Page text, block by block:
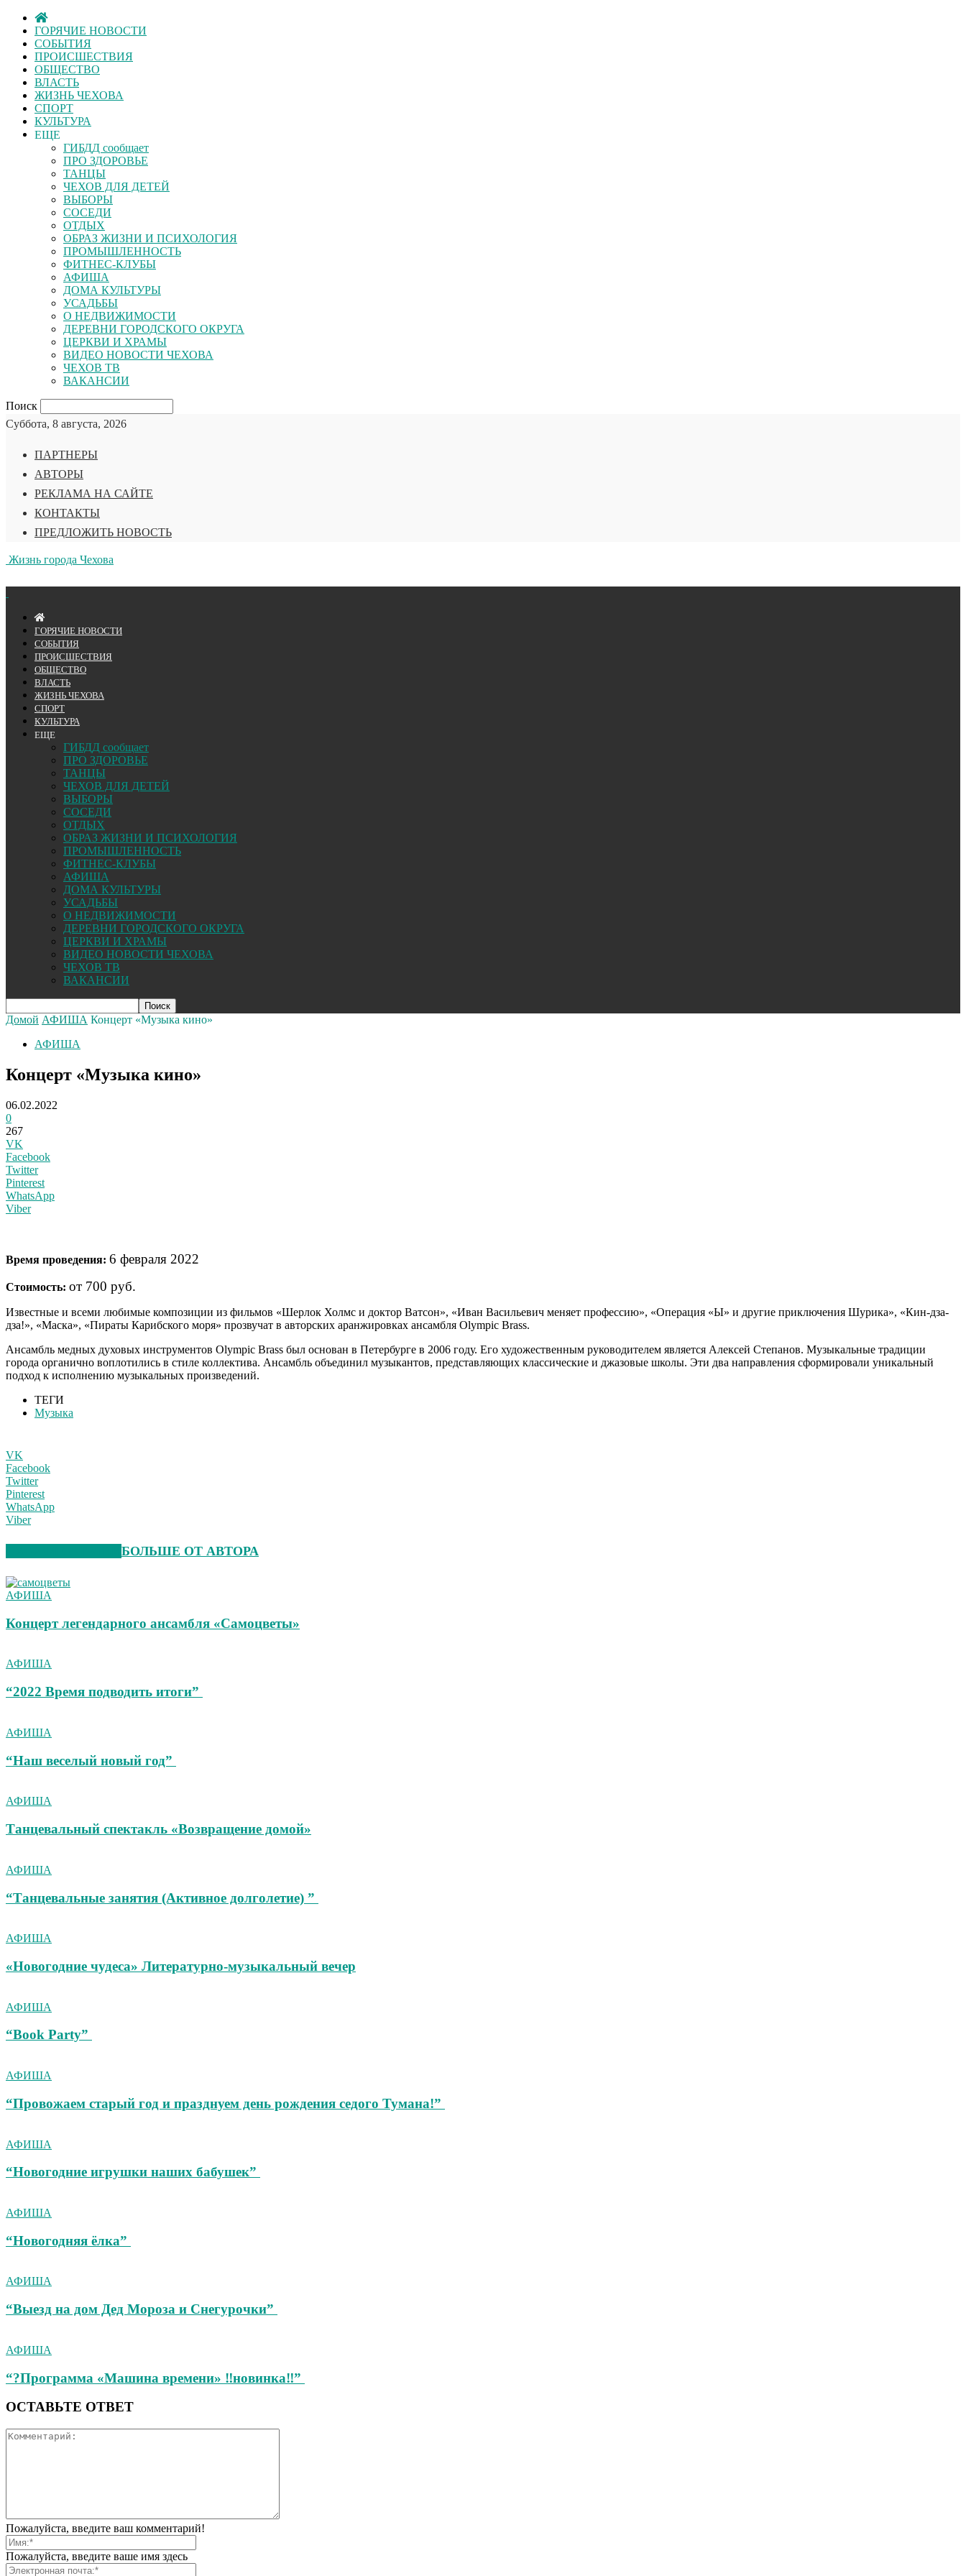
ГОРЯЧИЕ НОВОСТИ
СОБЫТИЯ
ПРОИСШЕСТВИЯ
ОБЩЕСТВО
ВЛАСТЬ
ЖИЗНЬ ЧЕХОВА
СПОРТ
КУЛЬТУРА
ЕЩЕ
ГИБДД сообщает
ПРО ЗДОРОВЬЕ
ТАНЦЫ
ЧЕХОВ ДЛЯ ДЕТЕЙ
ВЫБОРЫ
СОСЕДИ
ОТДЫХ
ОБРАЗ ЖИЗНИ И ПСИХОЛОГИЯ
ПРОМЫШЛЕННОСТЬ
ФИТНЕС-КЛУБЫ
АФИША
ДОМА КУЛЬТУРЫ
УСАДЬБЫ
О НЕДВИЖИМОСТИ
ДЕРЕВНИ ГОРОДСКОГО ОКРУГА
ЦЕРКВИ И ХРАМЫ
ВИДЕО НОВОСТИ ЧЕХОВА
ЧЕХОВ ТВ
ВАКАНСИИ
Поиск
Суббота, 8 августа, 2026
ПАРТНЕРЫ
АВТОРЫ
РЕКЛАМА НА САЙТЕ
КОНТАКТЫ
ПРЕДЛОЖИТЬ НОВОСТЬ
Жизнь города Чехова
ГОРЯЧИЕ НОВОСТИ
СОБЫТИЯ
ПРОИСШЕСТВИЯ
ОБЩЕСТВО
ВЛАСТЬ
ЖИЗНЬ ЧЕХОВА
СПОРТ
КУЛЬТУРА
ЕЩЕ
ГИБДД сообщает
ПРО ЗДОРОВЬЕ
ТАНЦЫ
ЧЕХОВ ДЛЯ ДЕТЕЙ
ВЫБОРЫ
СОСЕДИ
ОТДЫХ
ОБРАЗ ЖИЗНИ И ПСИХОЛОГИЯ
ПРОМЫШЛЕННОСТЬ
ФИТНЕС-КЛУБЫ
АФИША
ДОМА КУЛЬТУРЫ
УСАДЬБЫ
О НЕДВИЖИМОСТИ
ДЕРЕВНИ ГОРОДСКОГО ОКРУГА
ЦЕРКВИ И ХРАМЫ
ВИДЕО НОВОСТИ ЧЕХОВА
ЧЕХОВ ТВ
ВАКАНСИИ
Домой АФИША Концерт «Музыка кино»
АФИША
Концерт «Музыка кино»
06.02.2022
0
267
VK
Facebook
Twitter
Pinterest
WhatsApp
Viber
Время проведения: 6 февраля 2022
Стоимость: от 700 руб.
Известные и всеми любимые композиции из фильмов «Шерлок Холмс и доктор Ватсон», «Иван Васильевич меняет профессию», «Операция «Ы» и другие приключения Шурика», «Кин-дза-
дза!», «Маска», «Пираты Карибского моря» прозвучат в авторских аранжировках ансамбля Olympic Brass.
Ансамбль медных духовых инструментов Olympic Brass был основан в Петербурге в 2006 году. Его художественным руководителем является Алексей Степанов. Музыкальные традиции
города органично воплотились в стиле коллектива. Ансамбль объединил музыкантов, представляющих классические и джазовые школы. Эти два направления сформировали уникальный
подход к исполнению музыкальных произведений.
ТЕГИ
Музыка
VK
Facebook
Twitter
Pinterest
WhatsApp
Viber
БОЛЬШЕ ОТ АВТОРА
АФИША
Концерт легендарного ансамбля «Самоцветы»
АФИША
“2022 Время подводить итоги”
АФИША
“Наш веселый новый год”
АФИША
Танцевальный спектакль «Возвращение домой»
АФИША
“Танцевальные занятия (Активное долголетие) ”
АФИША
«Новогодние чудеса» Литературно-музыкальный вечер
АФИША
“Book Party”
АФИША
“Провожаем старый год и празднуем день рождения седого Тумана!”
АФИША
“Новогодние игрушки наших бабушек”
АФИША
“Новогодняя ёлка”
АФИША
“Выезд на дом Дед Мороза и Снегурочки”
АФИША
“?Программа «Машина времени» ‼новинка‼”
ОСТАВЬТЕ ОТВЕТ
Пожалуйста, введите ваш комментарий!
Пожалуйста, введите ваше имя здесь